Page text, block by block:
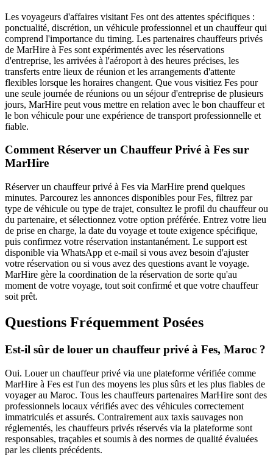
Les voyageurs d'affaires visitant Fes ont des attentes spécifiques :
ponctualité, discrétion, un véhicule professionnel et un chauffeur qui
comprend l'importance du timing. Les partenaires chauffeurs privés
de MarHire à Fes sont expérimentés avec les réservations
d'entreprise, les arrivées à l'aéroport à des heures précises, les
transferts entre lieux de réunion et les arrangements d'attente
flexibles lorsque les horaires changent. Que vous visitiez Fes pour
une seule journée de réunions ou un séjour d'entreprise de plusieurs
jours, MarHire peut vous mettre en relation avec le bon chauffeur et
le bon véhicule pour une expérience de transport professionnelle et
fiable.
Comment Réserver un Chauffeur Privé à Fes sur
MarHire
Réserver un chauffeur privé à Fes via MarHire prend quelques
minutes. Parcourez les annonces disponibles pour Fes, filtrez par
type de véhicule ou type de trajet, consultez le profil du chauffeur ou
du partenaire, et sélectionnez votre option préférée. Entrez votre lieu
de prise en charge, la date du voyage et toute exigence spécifique,
puis confirmez votre réservation instantanément. Le support est
disponible via WhatsApp et e-mail si vous avez besoin d'ajuster
votre réservation ou si vous avez des questions avant le voyage.
MarHire gère la coordination de la réservation de sorte qu'au
moment de votre voyage, tout soit confirmé et que votre chauffeur
soit prêt.
Questions Fréquemment Posées
Est-il sûr de louer un chauffeur privé à Fes, Maroc ?
Oui. Louer un chauffeur privé via une plateforme vérifiée comme
MarHire à Fes est l'un des moyens les plus sûrs et les plus fiables de
voyager au Maroc. Tous les chauffeurs partenaires MarHire sont des
professionnels locaux vérifiés avec des véhicules correctement
immatriculés et assurés. Contrairement aux taxis sauvages non
réglementés, les chauffeurs privés réservés via la plateforme sont
responsables, traçables et soumis à des normes de qualité évaluées
par les clients précédents.